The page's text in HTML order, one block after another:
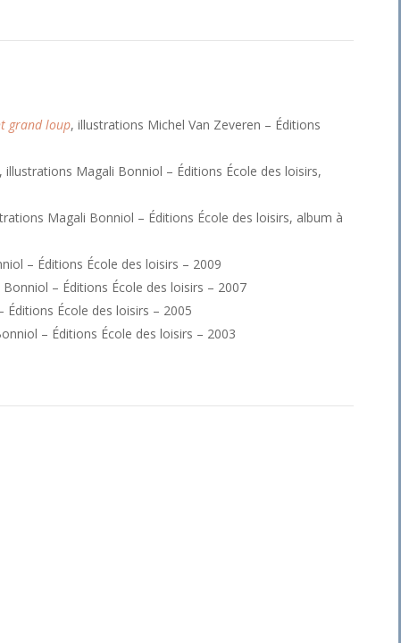
grand loup, illustrations Michel Van Zeveren – Éditions
, illustrations Magali Bonniol – Éditions École des loisirs,
Magali Bonniol – Éditions École des loisirs, album à
– Éditions École des loisirs – 2009
– Éditions École des loisirs – 2007
École des loisirs – 2005
– Éditions École des loisirs – 2003